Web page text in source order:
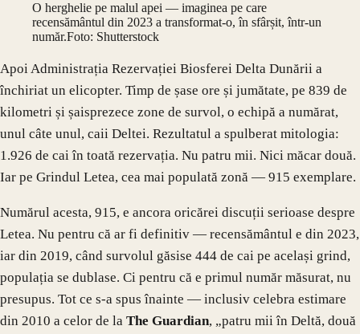
O herghelie pe malul apei — imaginea pe care
recensământul din 2023 a transformat-o, în sfârșit, într-un
număr.Foto: Shutterstock
Apoi Administrația Rezervației Biosferei Delta Dunării a
închiriat un elicopter. Timp de șase ore și jumătate, pe 839 de
kilometri și șaisprezece zone de survol, o echipă a numărat,
unul câte unul, caii Deltei. Rezultatul a spulberat mitologia:
1.926 de cai în toată rezervația. Nu patru mii. Nici măcar două.
Iar pe Grindul Letea, cea mai populată zonă — 915 exemplare.
Numărul acesta, 915, e ancora oricărei discuții serioase despre
Letea. Nu pentru că ar fi definitiv — recensământul e din 2023,
iar din 2019, când survolul găsise 444 de cai pe același grind,
populația se dublase. Ci pentru că e primul număr măsurat, nu
presupus. Tot ce s-a spus înainte — inclusiv celebra estimare
din 2010 a celor de la The Guardian, „patru mii în Deltă, două